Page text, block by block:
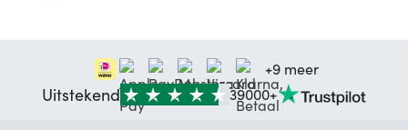
+9 meer
Uitstekend 39000+